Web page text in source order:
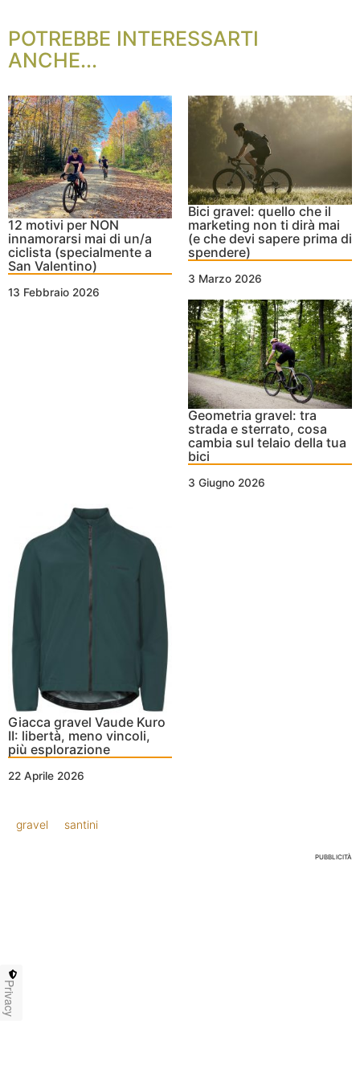
POTREBBE INTERESSARTI
ANCHE...
12 motivi per NON
innamorarsi mai di un/a
ciclista (specialmente a
San Valentino)
13 Febbraio 2026
Bici gravel: quello che il
marketing non ti dirà mai
(e che devi sapere prima di
spendere)
3 Marzo 2026
Geometria gravel: tra
strada e sterrato, cosa
cambia sul telaio della tua
bici
3 Giugno 2026
Giacca gravel Vaude Kuro
II: libertà, meno vincoli,
più esplorazione
22 Aprile 2026
gravel santini
PUBBLICITÀ
Privacy